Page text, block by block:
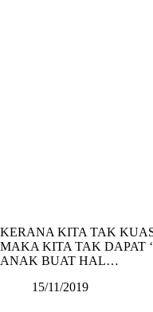
KERANA KITA TAK
MAKA KITA TAK DAPAT
ANAK BUAT HAL…
15/11/2019